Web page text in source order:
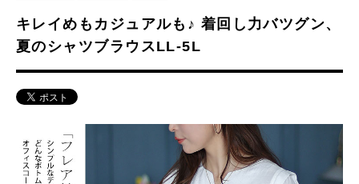
キレイめもカジュアルも♪ 着回し力バツグン、
夏のシャツブラウスLL-5L